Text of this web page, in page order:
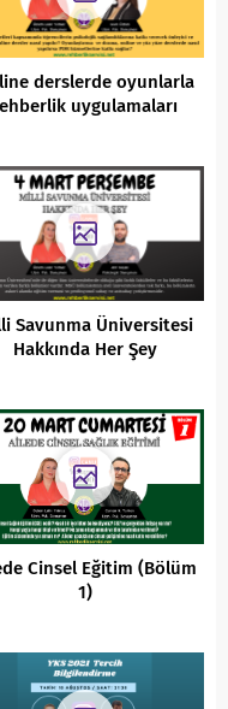
derslerde oyunlarla
uygulamaları
Savunma Üniversitesi
Hakkında Her Şey
Cinsel Eğitim (Bölüm
1)